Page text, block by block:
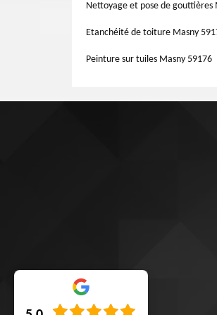
Nettoyage et pose de gouttières
Etanchéité de toiture Masny
Peinture sur tuiles Masny 59176